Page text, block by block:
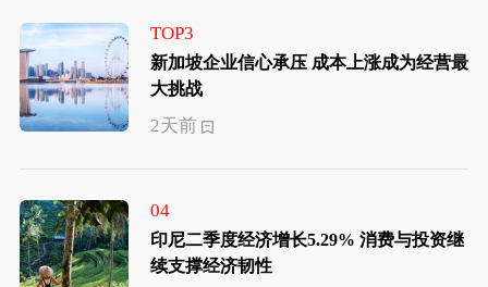
TOP3
新加坡企业信心承压 成本上涨成为经营最
大挑战
2天前
04
印尼二季度经济增长5.29% 消费与投资继
续支撑经济韧性